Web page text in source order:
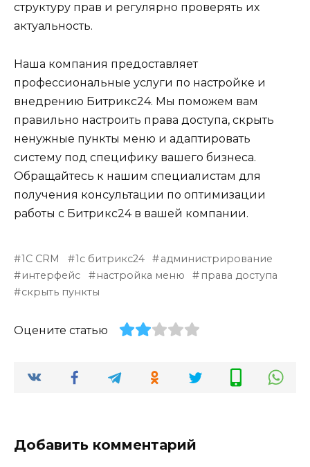
структуру прав и регулярно проверять их
актуальность.
Наша компания предоставляет
профессиональные услуги по настройке и
внедрению Битрикс24. Мы поможем вам
правильно настроить права доступа, скрыть
ненужные пункты меню и адаптировать
систему под специфику вашего бизнеса.
Обращайтесь к нашим специалистам для
получения консультации по оптимизации
работы с Битрикс24 в вашей компании.
1С CRM 1с битрикс24
администрирование
интерфейс
настройка меню
права доступа
скрыть пункты
Оцените статью
Добавить комментарий